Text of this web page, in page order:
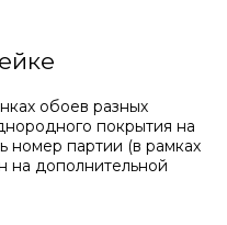
обоев разных
покрытия на
номер партии (в рамках
на дополнительной